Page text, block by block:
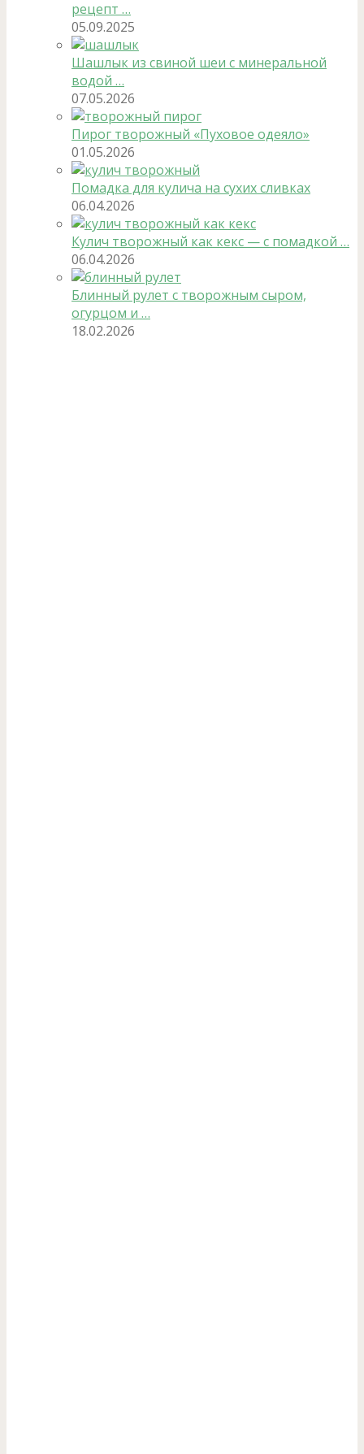
рецепт …
05.09.2025
Шашлык из свиной шеи с минеральной
водой …
07.05.2026
Пирог творожный «Пуховое одеяло»
01.05.2026
Помадка для кулича на сухих сливках
06.04.2026
Кулич творожный как кекс — с помадкой …
06.04.2026
Блинный рулет с творожным сыром,
огурцом и …
18.02.2026